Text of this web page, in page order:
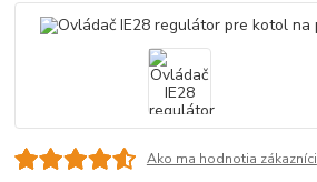
Ako ma hodnotia zákazníci